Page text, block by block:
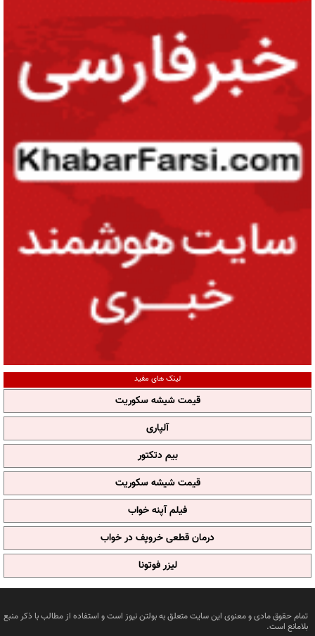
لینک های مفید
قیمت شیشه سکوریت
آلپاری
بیم دتکتور
قیمت شیشه سکوریت
فیلم آپنه خواب
درمان قطعی خروپف در خواب
لیزر فوتونا
تمام حقوق مادی و معنوی این سایت متعلق به بولتن نیوز است و استفاده از مطالب با ذکر منبع
بلامانع است.